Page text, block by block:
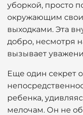
уборкой, просто
окружающим
выходками. Эта
добро, несмотря
вызывает
Еще один секрет
ребенка,
мелочам. Он не